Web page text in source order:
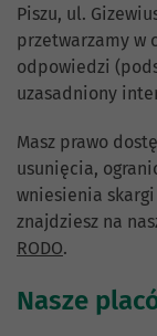
Piszu, ul.
przetwarzamy w
odpowiedzi
uzasadniony
Masz prawo
usunięcia,
wniesienia skargi
znajdziesz na
RODO.
Nasze